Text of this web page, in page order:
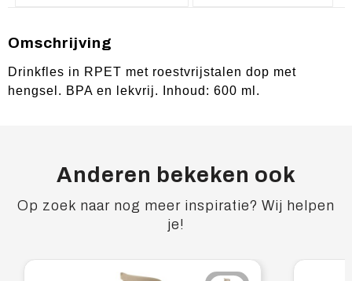
Omschrijving
Drinkfles in RPET met roestvrijstalen dop met
hengsel. BPA en lekvrij. Inhoud: 600 ml.
Anderen bekeken ook
Op zoek naar nog meer inspiratie? Wij helpen
je!